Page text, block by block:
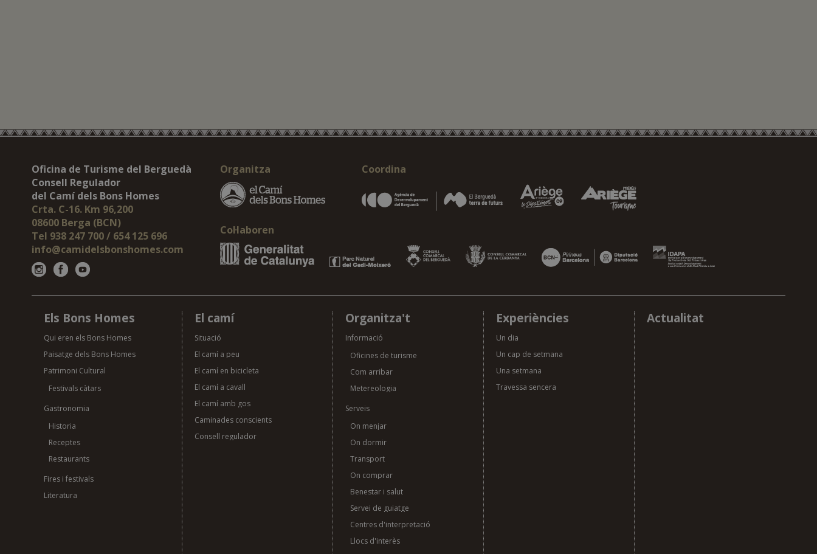
Oficina de Turisme del Berguedà
Consell Regulador
del Camí dels Bons Homes
Crta. C-16. Km 96,200
08600 Berga (BCN)
Tel 938 247 700 / 654 125 696
info@camidelsbonshomes.com
Organitza Coordina
Col·laboren
Els Bons Homes
Qui eren els Bons Homes
Paisatge dels Bons Homes
Patrimoni Cultural
Festivals càtars
Gastronomia
Historia
Receptes
Restaurants
Fires i festivals
Literatura
El camí
Situació
El camí a peu
El camí en bicicleta
El camí a cavall
El camí amb gos
Caminades conscients
Consell regulador
Organitza't
Informació
Oficines de turisme
Com arribar
Metereologia
Serveis
On menjar
On dormir
Transport
On comprar
Benestar i salut
Servei de guiatge
Centres d'interpretació
Llocs d'interès
Experiències
Un dia
Un cap de setmana
Una setmana
Travessa sencera
Actualitat